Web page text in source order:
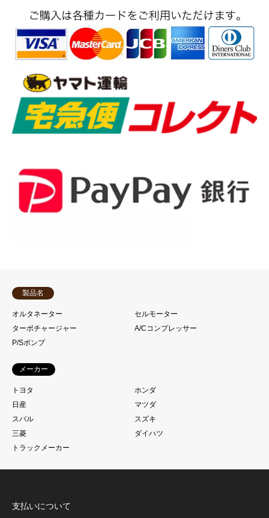
製品名
オルタネーター
セルモーター
ターボチャージャー
A/Cコンプレッサー
P/Sポンプ
メーカー
トヨタ
ホンダ
日産
マツダ
スバル
スズキ
三菱
ダイハツ
トラックメーカー
支払いについて